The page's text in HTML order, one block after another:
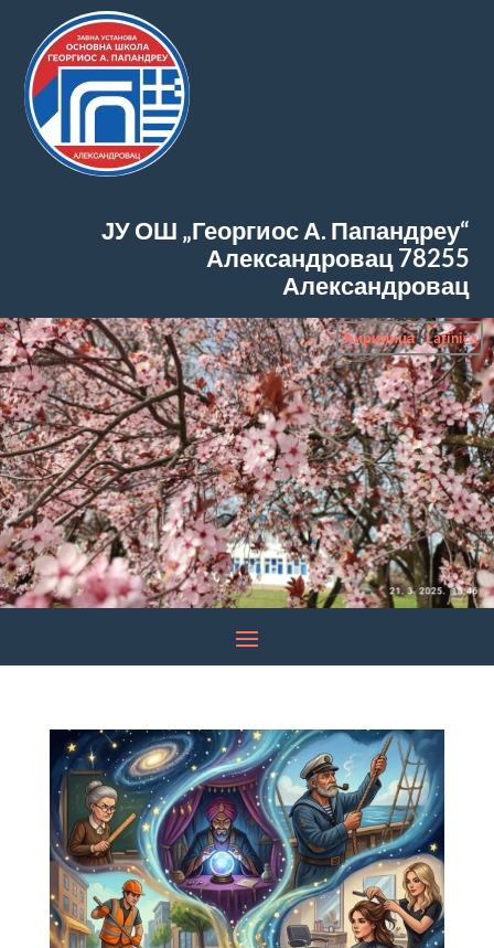
ЈУ ОШ „Георгиос А. Папандреу“
Александровац78255
Александровац
Ћирилица|Latinica